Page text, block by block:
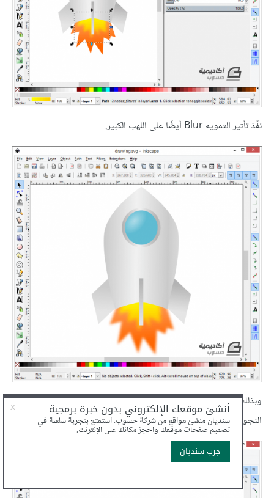
نفّذ تأثير التمويه Blur أيضًا على اللهب الكبير.
وبذلك ننتهي من تصميم الصاروخ وأصبح جاهزًا للإقلاع والطيران نحو
النجوم.